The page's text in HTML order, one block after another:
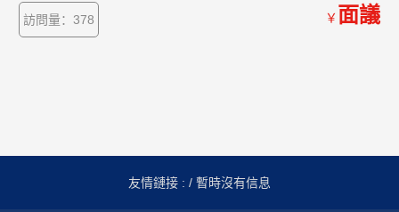
該產(chǎn)品的詳細(xì)信息！TQSB系列 YD系列 YDJ系列試
驗(yàn)變的種類有很多，不同的應(yīng)用也會有細(xì)微的差
訪問量：378 ￥ 面議
友情鏈接 : / 暫時沒有信息